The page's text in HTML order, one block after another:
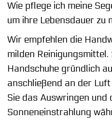
Wie pflege ich meine
um ihre Lebensdauer zu
Wir empfehlen die
milden Reinigungsmittel.
Handschuhe gründlich
anschließend an der
Sie das Auswringen und
Sonneneinstrahlung